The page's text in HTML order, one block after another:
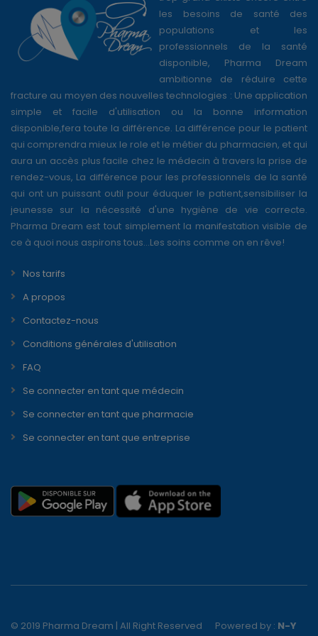
les besoins de santé des
populations et les
professionnels de la santé
disponible, Pharma Dream
ambitionne de réduire cette
fracture au moyen des nouvelles technologies : Une application
simple et facile d'utilisation ou la bonne information
disponible,fera toute la différence. La différence pour le patient
qui comprendra mieux le role et le métier du pharmacien, et qui
aura un accès plus facile chez le médecin à travers la prise de
rendez-vous, La différence pour les professionnels de la santé
qui ont un puissant outil pour éduquer le patient,sensibiliser la
jeunesse sur la nécessité d'une hygiène de vie correcte.
Pharma Dream est tout simplement la manifestation visible de
ce à quoi nous aspirons tous...Les soins comme on en rêve!
Nos tarifs
A propos
Contactez-nous
Conditions générales d'utilisation
FAQ
Se connecter en tant que médecin
Se connecter en tant que pharmacie
Se connecter en tant que entreprise
© 2019 Pharma Dream | All Right Reserved Powered by : N-Y